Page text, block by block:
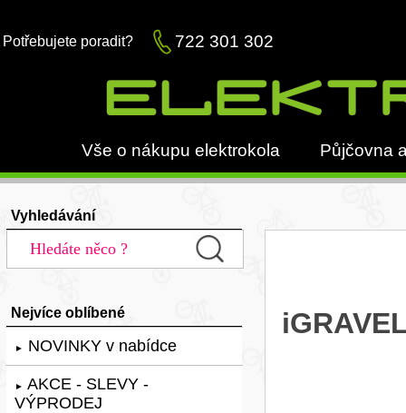
Potřebujete poradit? 722 301 302
Vše o nákupu elektrokola Půjčovna
Vyhledávání
Nejvíce oblíbené
► NOVINKY v nabídce
► AKCE - SLEVY -
VÝPRODEJ